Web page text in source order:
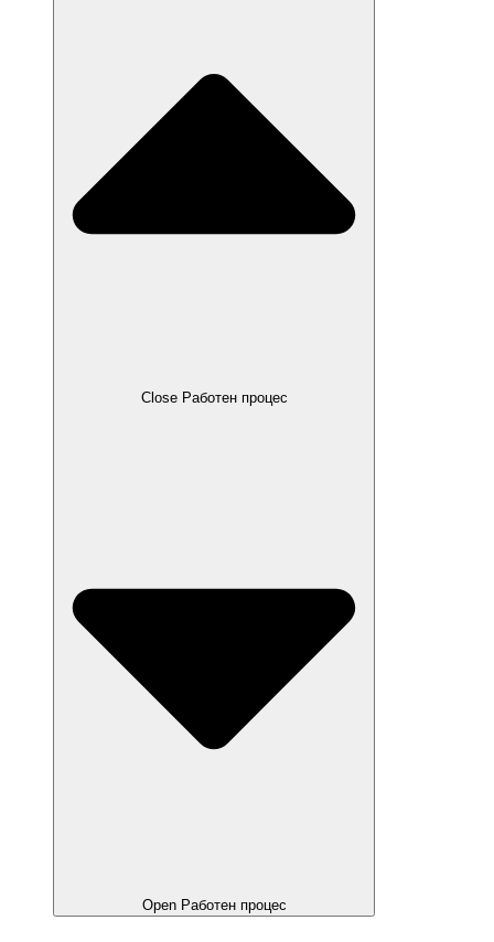
Close Работен процес
Open Работен процес